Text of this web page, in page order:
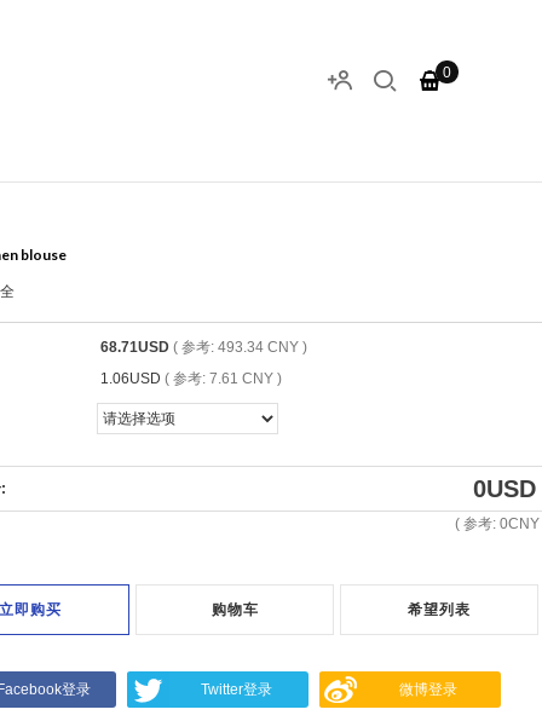
0
blouse
68.71USD ( 参考: 493.34 CNY )
1.06USD ( 参考: 7.61 CNY )
0USD
( 参考: 0CNY
立即购买 购物车 希望列表
Facebook登录 Twitter登录 微博登录